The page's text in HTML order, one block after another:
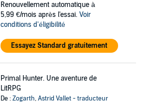
Renouvellement automatique à
5,99 €/mois après l'essai. Voir
conditions d'éligibilité
Essayez Standard gratuitement
Primal Hunter. Une aventure de
LitRPG
De :Zogarth,Astrid Vallet - traducteur